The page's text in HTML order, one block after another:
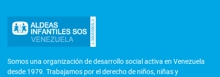
Somos una organización de desarrollo social activa en Venezuela
desde 1979. Trabajamos por el derecho de niños, niñas y